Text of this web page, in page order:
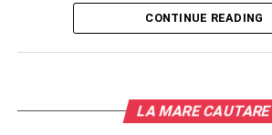
Vunk – joi, 21 decembrie;
Costina Lica / Corul Universității
Minelli – sâmbătă, 23 decembrie;
CONTINUE READING
LA MARE CAUTARE